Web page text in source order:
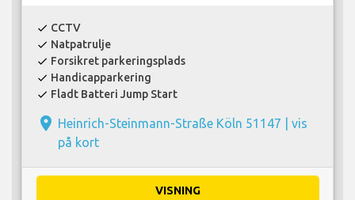
check CCTV
check Natpatrulje
check Forsikret parkeringsplads
check Handicapparkering
check Fladt Batteri Jump Start
place Heinrich-Steinmann-Straße Köln 51147 | vis
på kort
VISNING